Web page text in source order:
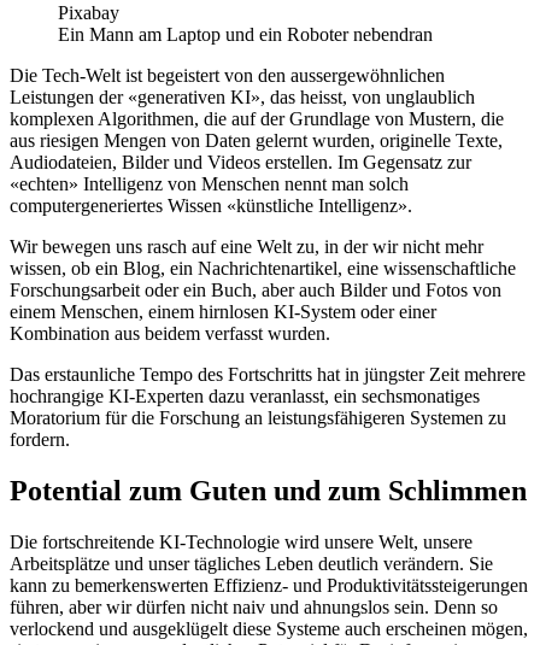
Pixabay
Ein Mann am Laptop und ein Roboter nebendran
Die Tech-Welt ist begeistert von den aussergewöhnlichen
Leistungen der «generativen KI», das heisst, von unglaublich
komplexen Algorithmen, die auf der Grundlage von Mustern, die
aus riesigen Mengen von Daten gelernt wurden, originelle Texte,
Audiodateien, Bilder und Videos erstellen. Im Gegensatz zur
«echten» Intelligenz von Menschen nennt man solch
computergeneriertes Wissen «künstliche Intelligenz».
Wir bewegen uns rasch auf eine Welt zu, in der wir nicht mehr
wissen, ob ein Blog, ein Nachrichtenartikel, eine wissenschaftliche
Forschungsarbeit oder ein Buch, aber auch Bilder und Fotos von
einem Menschen, einem hirnlosen KI-System oder einer
Kombination aus beidem verfasst wurden.
Das erstaunliche Tempo des Fortschritts hat in jüngster Zeit mehrere
hochrangige KI-Experten dazu veranlasst, ein sechsmonatiges
Moratorium für die Forschung an leistungsfähigeren Systemen zu
fordern.
Potential zum Guten und zum Schlimmen
Die fortschreitende KI-Technologie wird unsere Welt, unsere
Arbeitsplätze und unser tägliches Leben deutlich verändern. Sie
kann zu bemerkenswerten Effizienz- und Produktivitätssteigerungen
führen, aber wir dürfen nicht naiv und ahnungslos sein. Denn so
verlockend und ausgeklügelt diese Systeme auch erscheinen mögen,